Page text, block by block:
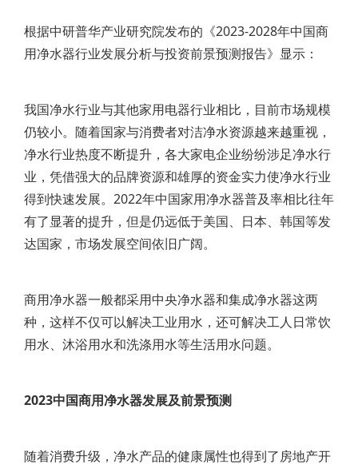
根据中研普华产业研究院发布的《2023-2028年中国商
用净水器行业发展分析与投资前景预测报告》显示：
我国净水行业与其他家用电器行业相比，目前市场规模
仍较小。随着国家与消费者对洁净水资源越来越重视，
净水行业热度不断提升，各大家电企业纷纷涉足净水行
业，凭借强大的品牌资源和雄厚的资金实力使净水行业
得到快速发展。2022年中国家用净水器普及率相比往年
有了显著的提升，但是仍远低于美国、日本、韩国等发
达国家，市场发展空间依旧广阔。
商用净水器一般都采用中央净水器和集成净水器这两
种，这样不仅可以解决工业用水，还可解决工人日常饮
用水、沐浴用水和洗涤用水等生活用水问题。
2023中国商用净水器发展及前景预测
随着消费升级，净水产品的健康属性也得到了房地产开